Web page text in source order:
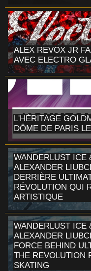
ALEX REVOX JR
AVEC ELECTRO
L'HÉRITAGE
DÔME DE PARIS
WANDERLUST
ALEXANDER
DERRIÈRE
RÉVOLUTION QUI
ARTISTIQUE
WANDERLUST
ALEXANDER
FORCE BEHIND
THE REVOLUTION
SKATING